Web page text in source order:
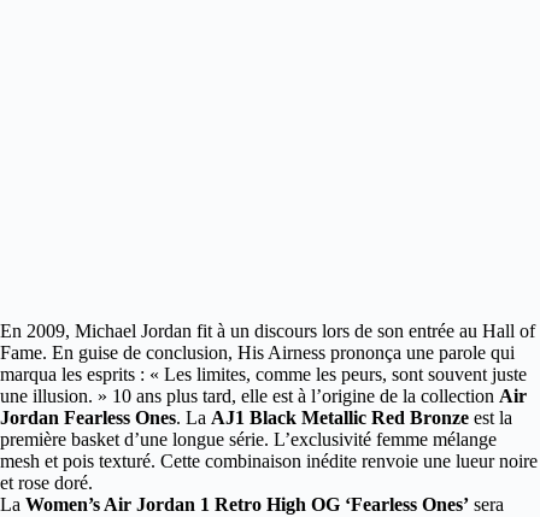
En 2009, Michael Jordan fit à un discours lors de son entrée au Hall of
Fame. En guise de conclusion, His Airness prononça une parole qui
marqua les esprits : « Les limites, comme les peurs, sont souvent juste
une illusion. » 10 ans plus tard, elle est à l’origine de la collection Air
Jordan Fearless Ones. La AJ1 Black Metallic Red Bronze est la
première basket d’une longue série. L’exclusivité femme mélange
mesh et pois texturé. Cette combinaison inédite renvoie une lueur noire
et rose doré.
La Women’s Air Jordan 1 Retro High OG ‘Fearless Ones’ sera